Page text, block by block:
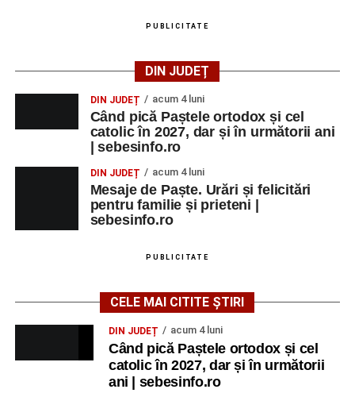
PUBLICITATE
DIN JUDEȚ
DIN JUDEȚ acum 4 luni
Când pică Paștele ortodox și cel
catolic în 2027, dar și în următorii ani
| sebesinfo.ro
DIN JUDEȚ acum 4 luni
Mesaje de Paște. Urări și felicitări
pentru familie și prieteni |
sebesinfo.ro
PUBLICITATE
CELE MAI CITITE ȘTIRI
DIN JUDEȚ acum 4 luni
Când pică Paștele ortodox și cel
catolic în 2027, dar și în următorii
ani | sebesinfo.ro